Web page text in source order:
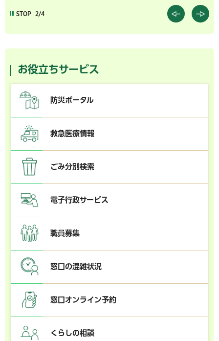
STOP 3/4
お役立ちサービス
防災ポータル
救急医療情報
ごみ分別検索
電子行政サービス
職員募集
窓口の混雑状況
窓口オンライン予約
くらしの相談